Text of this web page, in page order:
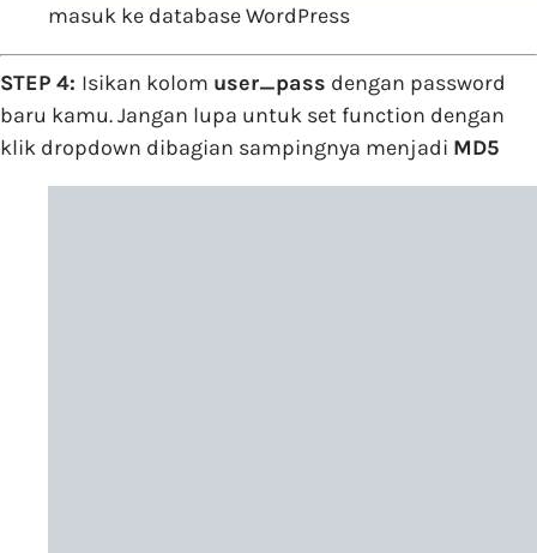
masuk ke database WordPress
STEP 4: Isikan kolom user_pass dengan password
baru kamu. Jangan lupa untuk set function dengan
klik dropdown dibagian sampingnya menjadi MD5